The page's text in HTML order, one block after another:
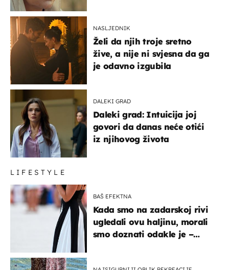
NASLJEDNIK
Želi da njih troje sretno
žive, a nije ni svjesna da ga
je odavno izgubila
DALEKI GRAD
Daleki grad: Intuicija joj
govori da danas neće otići
iz njihovog života
LIFESTYLE
BAŠ EFEKTNA
Kada smo na zadarskoj rivi
ugledali ovu haljinu, morali
smo doznati odakle je –